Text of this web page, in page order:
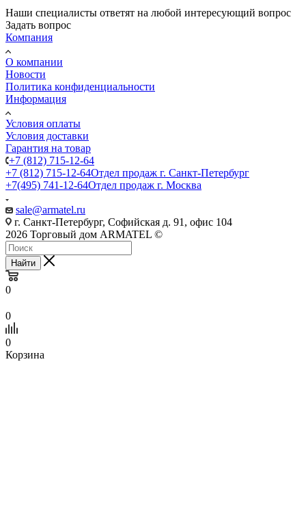
Наши специалисты ответят на любой интересующий вопрос
Задать вопрос
Компания
О компании
Новости
Политика конфиденциальности
Информация
Условия оплаты
Условия доставки
Гарантия на товар
+7 (812) 715-12-64
+7 (812) 715-12-64Отдел продаж г. Санкт-Петербург
+7(495) 741-12-64Отдел продаж г. Москва
sale@armatel.ru
г. Санкт-Петербург, Софийская д. 91, офис 104
2026 Торговый дом ARMATEL ©
Найти
0
0
0
Корзина